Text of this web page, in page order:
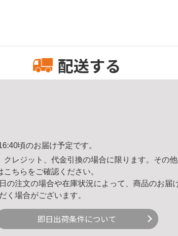
配送する
頃のお届け予定です。
クレジット、代金引換の場合に限ります。その
こちら をご確認ください。
の注文の場合や在庫状況によって、商品のお届
く場合がございます。
即日出荷条件について